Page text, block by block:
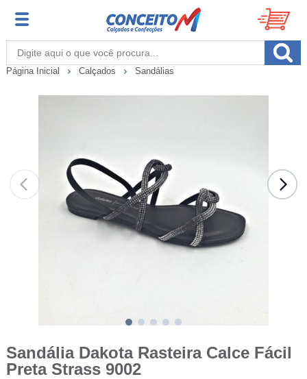
Página Inicial Calçados Sandálias
Sandália Dakota Rasteira Calce Fácil
Preta Strass 9002